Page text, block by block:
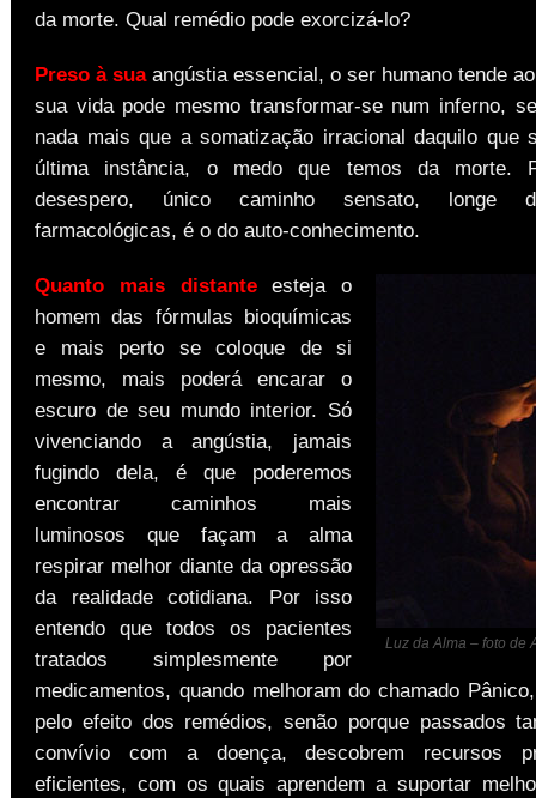
da morte. Qual remédio pode exorcizá-lo?
Preso à suaangústia essencial, o ser humano tende
sua vida pode mesmo transformar-se num inferno,
nada mais que a somatização irracional daquilo que
última instância, o medo que temos da morte.
desespero, único caminho sensato, longe
farmacológicas, é o do auto-conhecimento.
Luz da Alma – foto de
Quanto mais distanteesteja o
homem das fórmulas bioquímicas
e mais perto se coloque de si
mesmo, mais poderá encarar o
escuro de seu mundo interior. Só
vivenciando a angústia, jamais
fugindo dela, é que poderemos
encontrar caminhos mais
luminosos que façam a alma
respirar melhor diante da opressão
da realidade cotidiana. Por isso
entendo que todos os pacientes
tratados simplesmente por
medicamentos, quando melhoram do chamado
pelo efeito dos remédios, senão porque passados
convívio com a doença, descobrem recursos
eficientes, com os quais aprendem a suportar